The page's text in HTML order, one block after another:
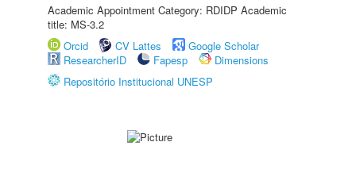
Academic Appointment Category: RDIDP Academic
title: MS-3.2
Orcid
CV Lattes
Google Scholar
ResearcherID
Fapesp
Dimensions
Repositório Institucional UNESP